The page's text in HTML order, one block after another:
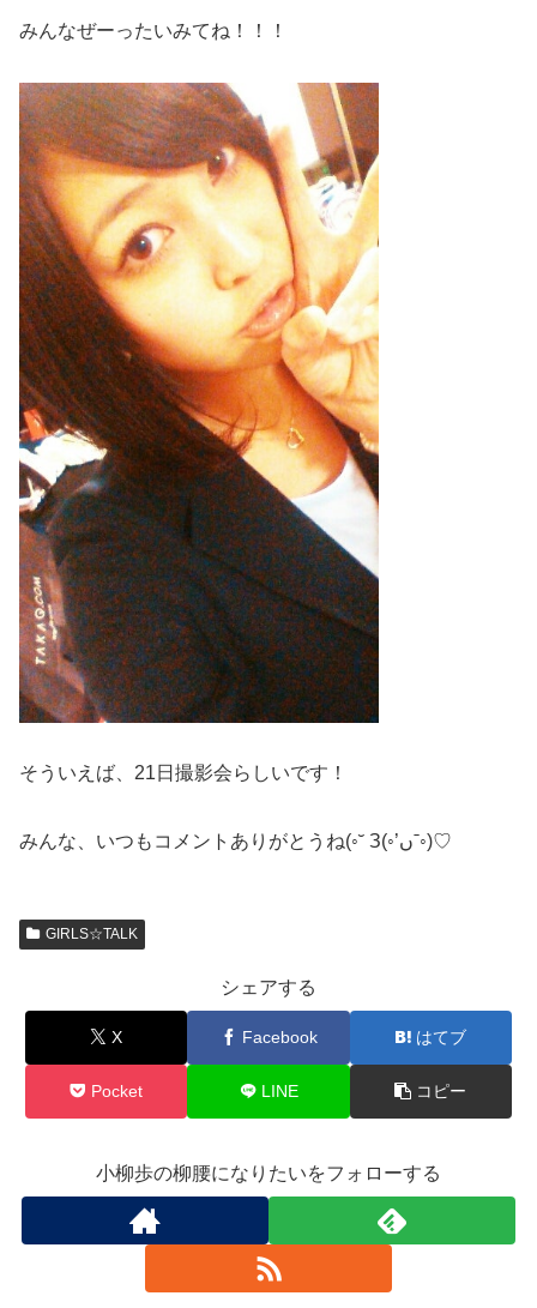
みんなぜーったいみてね！！！
そういえば、21日撮影会らしいです！
みんな、いつもコメントありがとうね(◦˘ З(◦’ﮞˉ◦)♡
GIRLS☆TALK
シェアする
X Facebook はてブ
Pocket LINE コピー
小柳歩の柳腰になりたいをフォローする